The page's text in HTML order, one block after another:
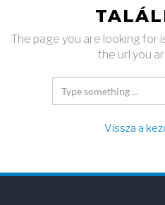
The page you are looking for
the url you
Vissza a